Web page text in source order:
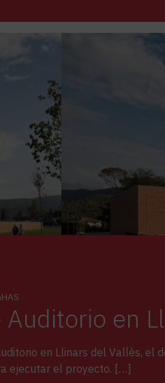
en
en Llinars del Vallès,
ejecutar el proyecto. […]